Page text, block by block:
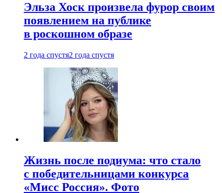
Эльза Хоск произвела фурор своим
появлением на публике
в роскошном образе
2 года спустя2 года спустя
Жизнь после подиума: что стало
с победительницами конкурса
«Мисс Россия». Фото